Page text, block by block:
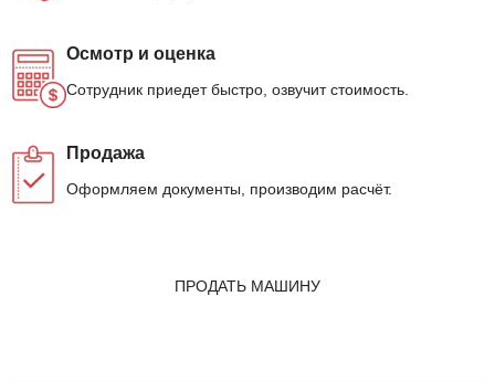
Осмотр и оценка
Сотрудник приедет быстро, озвучит стоимость.
Продажа
Оформляем документы, производим расчёт.
ПРОДАТЬ МАШИНУ